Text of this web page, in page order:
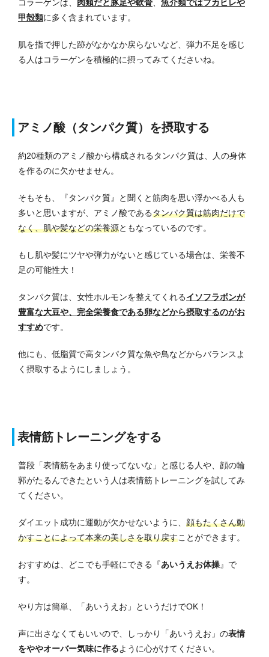
コラーゲンは、 肉類だと豚足や軟骨
魚介類ではフカヒレや
甲殻類に多く含まれています。
肌を指で押した跡がなかなか戻らないなど、 弾力不足を感じ
る人はコラーゲンを積極的に摂ってみてくださいね。
アミノ酸（タンパク質）を摂取する
約20種類のアミノ酸から構成されるタンパク質は、人の身体
を作るのに欠かせません。
そもそも、『タンパク質』と聞くと筋肉を思い浮かべる人も
多いと思いますが、アミノ酸であるタンパク質は筋肉だけで
なく、肌や髪などの栄養源ともなっているのです。
もし肌や髪にツヤや弾力がないと感じている場合は、栄養不
足の可能性大！
タンパク質は、 女性ホルモンを整えてくれるイソフラボンが
豊富な大豆や、完全栄養食である卵などから摂取するのがお
すすめです。
他にも、低脂質で高タンパク質な魚や鳥などからバランスよ
く摂取するようにしましょう。
表情筋トレーニングをする
普段「表情筋をあまり使ってないな」と感じる人や、顔の輪
郭がたるんできたという人は表情筋トレーニングを試してみ
てください。
ダイエット成功に運動が欠かせないように、 顔もたくさん動
かすことによって本来の美しさを取り戻すことができます。
おすすめは、どこでも手軽にできる『あいうえお体操』で
す。
やり方は簡単、「あいうえお」というだけでOK！
声に出さなくてもいいので、しっかり「あいうえお」の表情
をややオーバー気味に作るように心がけてください。